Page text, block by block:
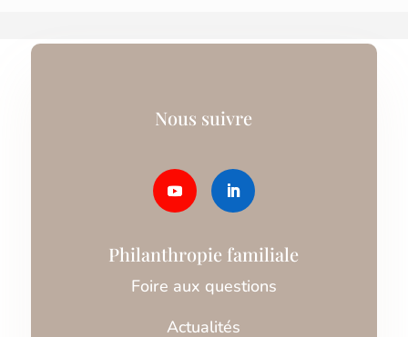
Nous suivre
Philanthropie familiale
Foire aux questions
Actualités